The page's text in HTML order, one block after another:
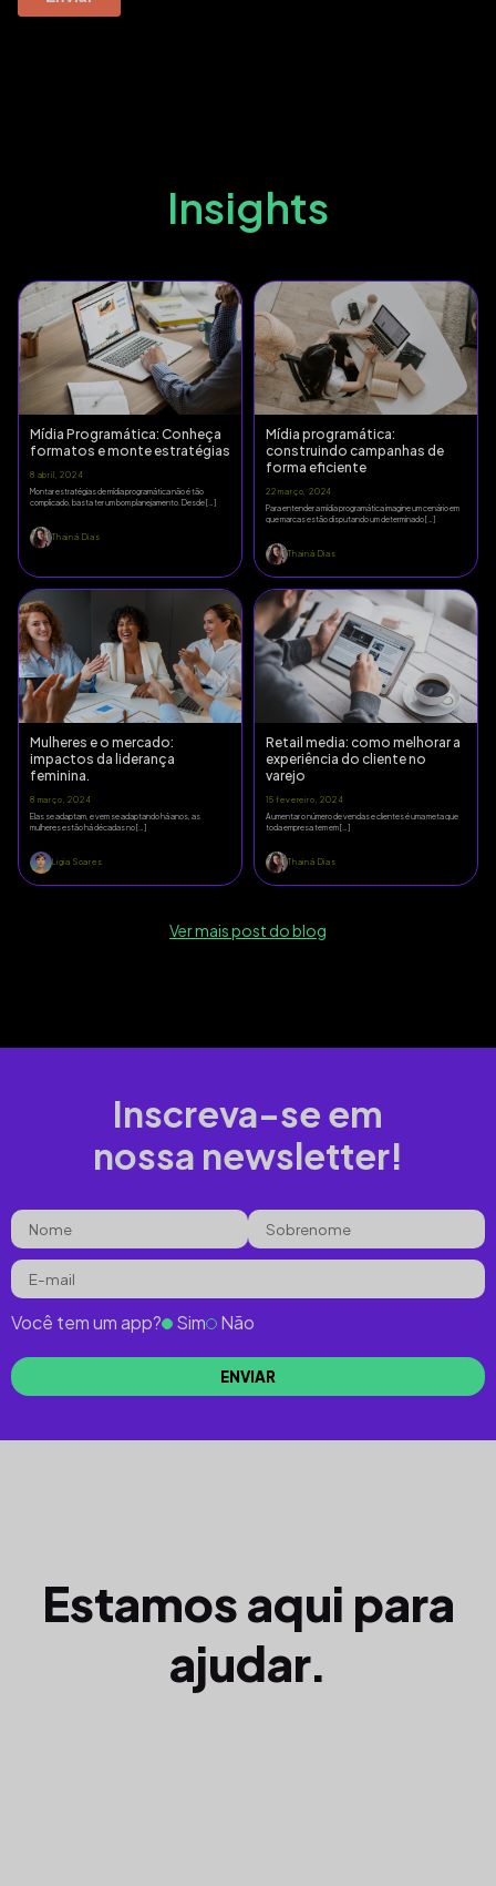
Insights
Mídia Programática: Conheça
formatos e monte estratégias
8 abril, 2024
Montar estratégias de mídia programática não é tão
complicado, basta ter um bom planejamento. Desde […]
Thainá Dias
Mídia programática:
construindo campanhas de
forma eficiente
22 março, 2024
Para entender a mídia programática imagine um cenário em
que marcas estão disputando um determinado […]
Thainá Dias
Mulheres e o mercado:
impactos da liderança
feminina.
8 março, 2024
Elas se adaptam, e vem se adaptando há anos, as
mulheres estão há décadas no […]
Ligia Soares
Retail media: como melhorar a
experiência do cliente no
varejo
15 fevereiro, 2024
Aumentar o número de vendas e clientes é uma meta que
toda empresa tem em […]
Thainá Dias
Ver mais post do blog
Inscreva-se em
nossa newsletter!
Você tem um app? Sim Não
Estamos aqui para
ajudar.